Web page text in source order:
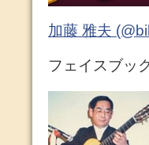
加藤 雅夫
フェイスブッ